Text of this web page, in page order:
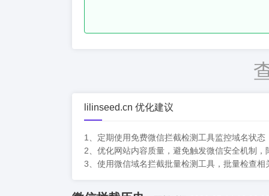
lilinseed.cn 优化建议
1、定期使用免费微信拦截检测工具监控域名状态
2、优化网站内容质量，避免触发微信安全机制，
3、使用微信域名拦截批量检测工具，批量检查相